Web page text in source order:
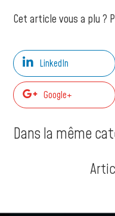
Cet article vous a plu ?
LinkedIn
Google+
Dans la même